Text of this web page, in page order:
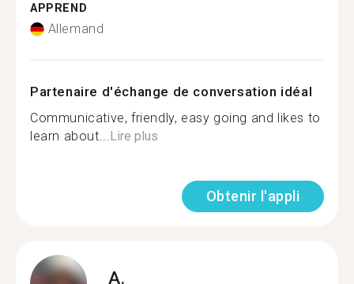
APPREND
Allemand
Partenaire d'échange de conversation idéal
Communicative, friendly, easy going and likes to
learn about...Lire plus
Obtenir l'appli
A.